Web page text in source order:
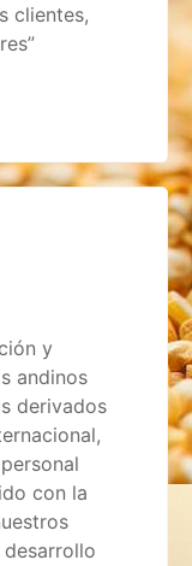
clientes,
y
andinos
derivados
con la